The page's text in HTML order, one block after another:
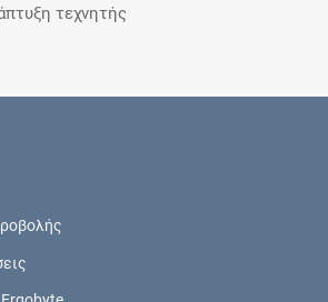
τεχνητής